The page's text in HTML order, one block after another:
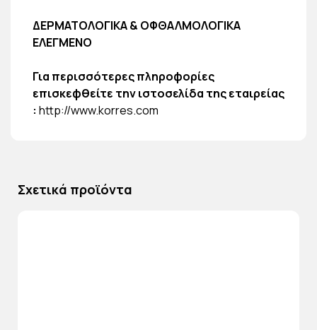
ΔΕΡΜΑΤΟΛΟΓΙΚΑ & ΟΦΘΑΛΜΟΛΟΓΙΚΑ
ΕΛΕΓΜΕΝΟ
Για περισσότερες πληροφορίες
επισκεφθείτε την ιστοσελίδα της εταιρείας
: http://www.korres.com
Σχετικά προϊόντα